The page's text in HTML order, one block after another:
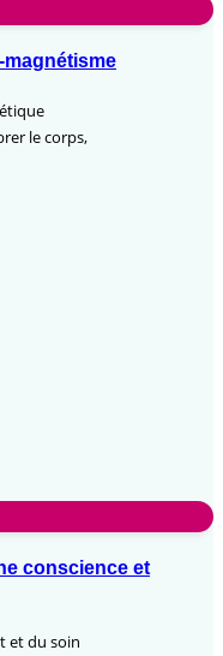
magnétisme
le corps,
conscience et
et du soin